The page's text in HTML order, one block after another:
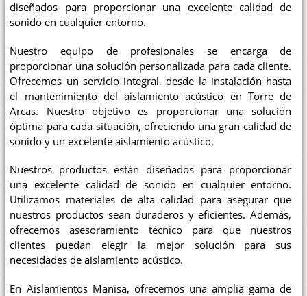
diseñados para proporcionar una excelente calidad de
sonido en cualquier entorno.
Nuestro equipo de profesionales se encarga de
proporcionar una solución personalizada para cada cliente.
Ofrecemos un servicio integral, desde la instalación hasta
el mantenimiento del aislamiento acústico en Torre de
Arcas. Nuestro objetivo es proporcionar una solución
óptima para cada situación, ofreciendo una gran calidad de
sonido y un excelente aislamiento acústico.
Nuestros productos están diseñados para proporcionar
una excelente calidad de sonido en cualquier entorno.
Utilizamos materiales de alta calidad para asegurar que
nuestros productos sean duraderos y eficientes. Además,
ofrecemos asesoramiento técnico para que nuestros
clientes puedan elegir la mejor solución para sus
necesidades de aislamiento acústico.
En Aislamientos Manisa, ofrecemos una amplia gama de